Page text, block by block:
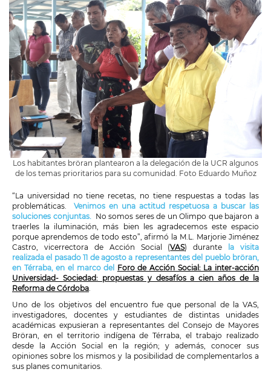
Los habitantes bröran plantearon a la delegación de la UCR algunos
de los temas prioritarios para su comunidad. Foto Eduardo Muñoz
“La universidad no tiene recetas, no tiene respuestas a todas las
problemáticas.
Venimos en una actitud respetuosa a buscar las
soluciones conjuntas.No somos seres de un Olimpo que bajaron a
traerles la iluminación, más bien les agradecemos este espacio
porque aprendemos de todo esto”, afirmó la M.L. Marjorie Jiménez
Castro, vicerrectora de Acción Social (VAS) durante
la visita
realizada el pasado 11 de agosto a representantes del pueblo bröran,
en Térraba, en el marco del Foro de Acción Social: La inter-acción
Universidad- Sociedad: propuestas y desafíos a cien años de la
Reforma de Córdoba.
Uno de los objetivos del encuentro fue que personal de la VAS,
investigadores, docentes y estudiantes de distintas unidades
académicas expusieran a representantes del Consejo de Mayores
Bröran, en el territorio indígena de Térraba, el trabajo realizado
desde la Acción Social en la región; y además, conocer sus
opiniones sobre los mismos y la posibilidad de complementarlos a
sus planes comunitarios.